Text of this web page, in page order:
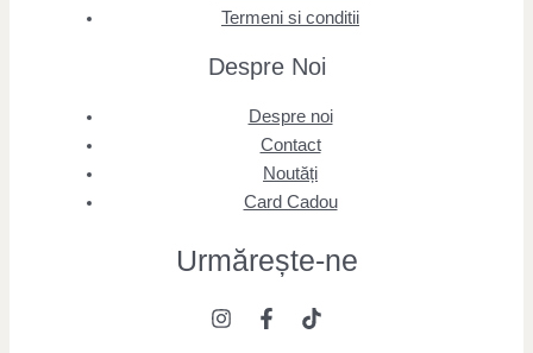
Termeni si conditii
Despre Noi
Despre noi
Contact
Noutăți
Card Cadou
Urmărește-ne